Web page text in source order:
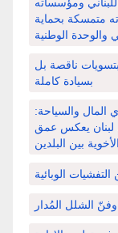
ومؤسساته
متمسكة بحماية
والوحدة الوطنية
بتسويات ناقصة بل
بسيادة كاملة
المال والسياحة:
لبنان يعكس عمق
بين البلدين
الوبائية
الشلل المُدار